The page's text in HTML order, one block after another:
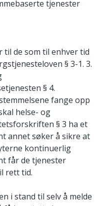
tjenester
til de som til enhver tid
§ 3-1. 3.
§ 4.
fange opp
helse- og
§ 3 ha et
annet søker å sikre at
kontinuerlig
får de tjenester
rett tid.
i stand til selv å melde